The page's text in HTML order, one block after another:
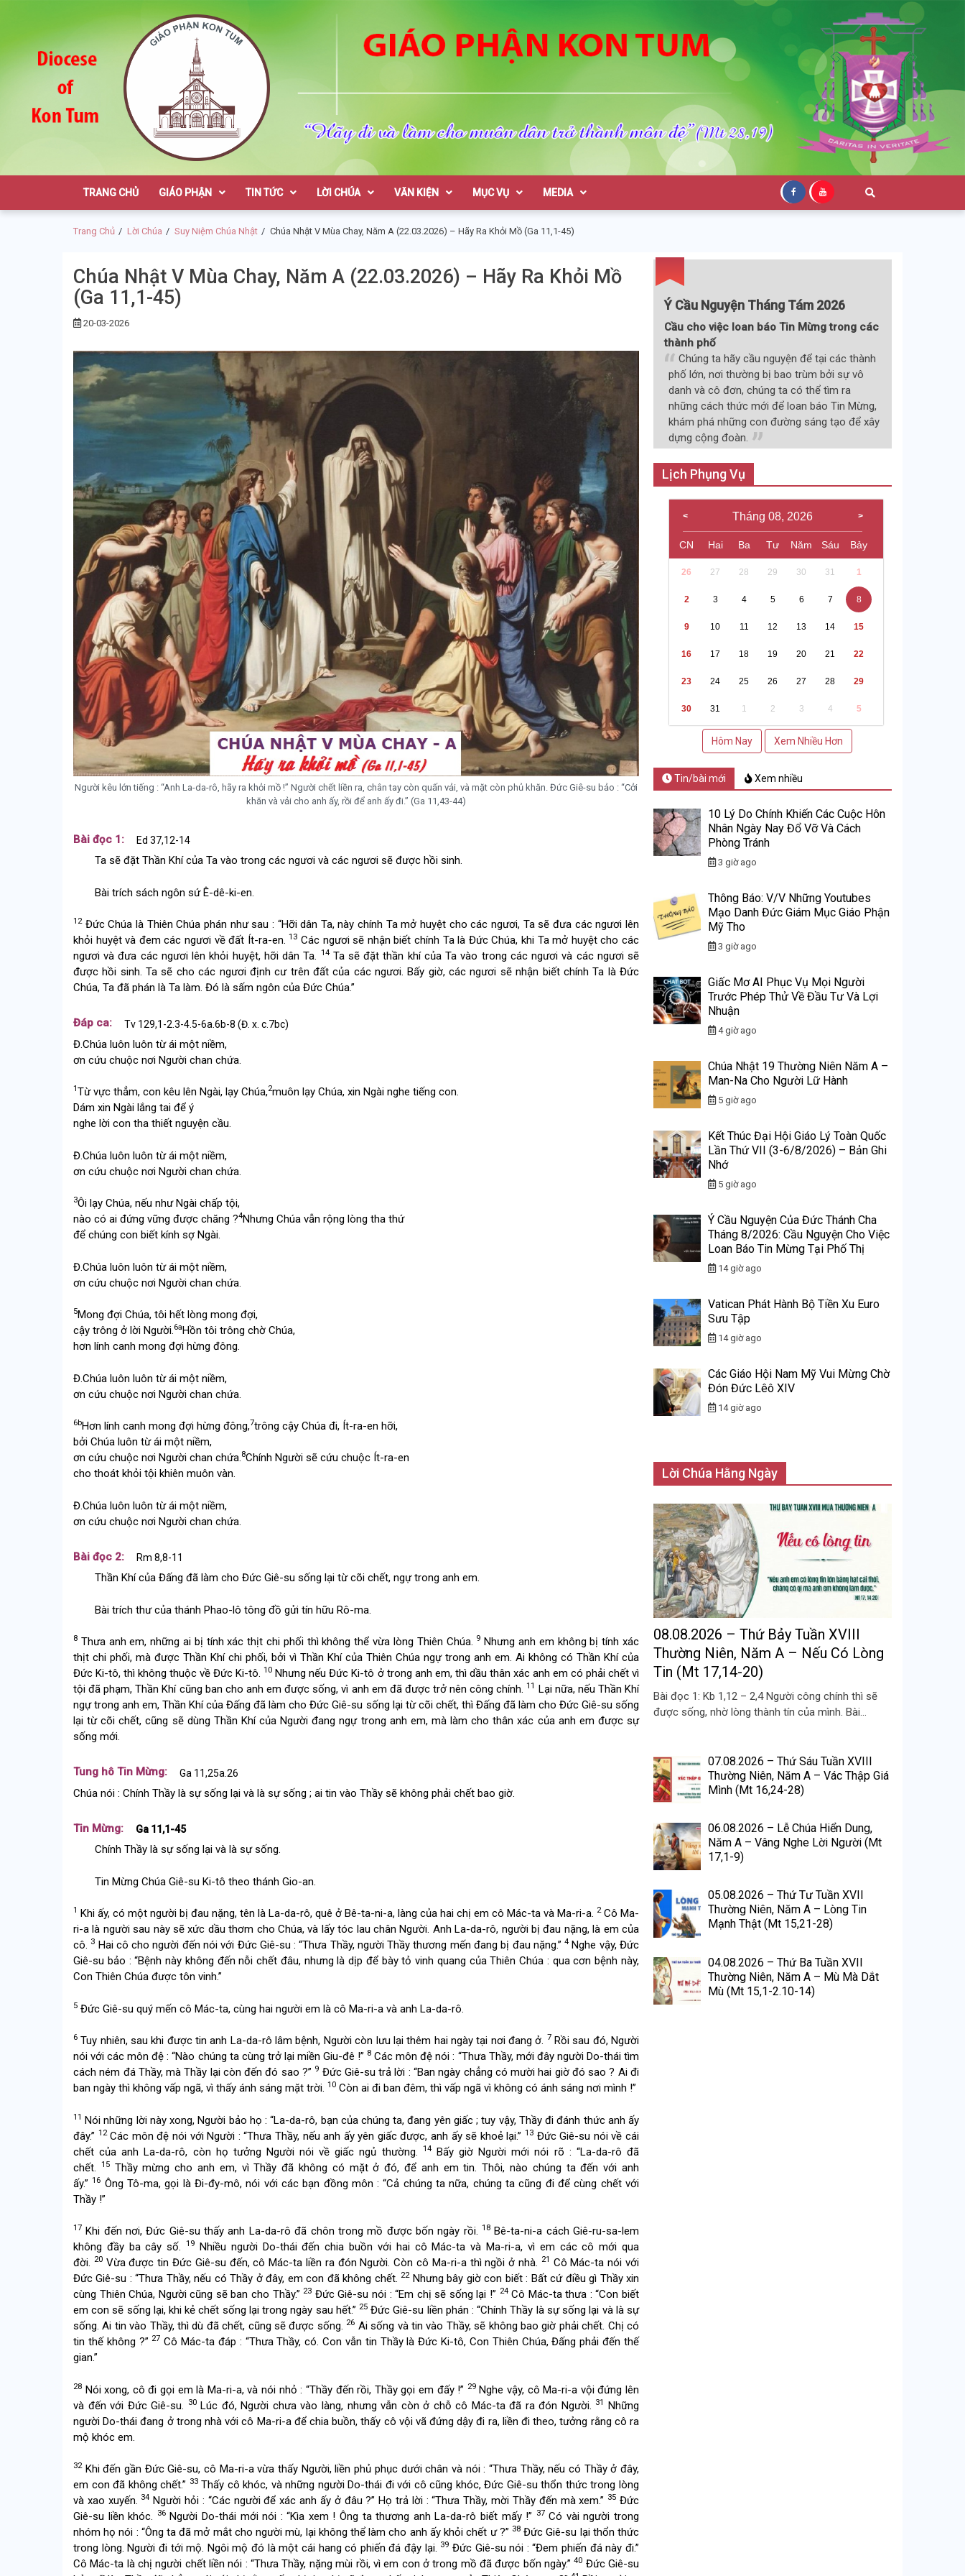
Giáo Phận Kon Tum
TRANG CHỦ GIÁO PHẬN TIN TỨC LỜI CHÚA VĂN KIỆN MỤC VỤ MEDIA
Trang Chủ Lời Chúa Suy Niệm Chúa Nhật Chúa Nhật V Mùa Chay, Năm A (22.03.2026) – Hãy Ra Khỏi Mồ (Ga 11,1-45)
Chúa Nhật V Mùa Chay, Năm A (22.03.2026) – Hãy Ra Khỏi Mồ
(Ga 11,1-45)
20-03-2026
Người kêu lớn tiếng : “Anh La-da-rô, hãy ra khỏi mồ !” Người chết liền ra, chân tay còn quấn vải, và mặt còn phủ khăn. Đức Giê-su bảo : “Cởi
khăn và vải cho anh ấy, rồi để anh ấy đi.” (Ga 11,43-44)
Bài đọc 1: Ed 37,12-14
Ta sẽ đặt Thần Khí của Ta vào trong các ngươi và các ngươi sẽ được hồi sinh.
Bài trích sách ngôn sứ Ê-dê-ki-en.
12Đức Chúa là Thiên Chúa phán như sau : “Hỡi dân Ta, này chính Ta mở huyệt cho các ngươi, Ta sẽ đưa các ngươi lên
khỏi huyệt và đem các ngươi về đất Ít-ra-en. 13 Các ngươi sẽ nhận biết chính Ta là Đức Chúa, khi Ta mở huyệt cho các
ngươi và đưa các ngươi lên khỏi huyệt, hỡi dân Ta. 14Ta sẽ đặt thần khí của Ta vào trong các ngươi và các ngươi sẽ
được hồi sinh. Ta sẽ cho các ngươi định cư trên đất của các ngươi. Bấy giờ, các ngươi sẽ nhận biết chính Ta là Đức
Chúa, Ta đã phán là Ta làm. Đó là sấm ngôn của Đức Chúa.”
Đáp ca: Tv 129,1-2.3-4.5-6a.6b-8 (Đ. x. c.7bc)
Đ.Chúa luôn luôn từ ái một niềm,
ơn cứu chuộc nơi Người chan chứa.
1Từ vực thẳm, con kêu lên Ngài, lạy Chúa,2muôn lạy Chúa, xin Ngài nghe tiếng con.
Dám xin Ngài lắng tai để ý
nghe lời con tha thiết nguyện cầu.
Đ.Chúa luôn luôn từ ái một niềm,
ơn cứu chuộc nơi Người chan chứa.
3Ôi lạy Chúa, nếu như Ngài chấp tội,
nào có ai đứng vững được chăng ?4Nhưng Chúa vẫn rộng lòng tha thứ
để chúng con biết kính sợ Ngài.
Đ.Chúa luôn luôn từ ái một niềm,
ơn cứu chuộc nơi Người chan chứa.
5Mong đợi Chúa, tôi hết lòng mong đợi,
cậy trông ở lời Người.6aHồn tôi trông chờ Chúa,
hơn lính canh mong đợi hừng đông.
Đ.Chúa luôn luôn từ ái một niềm,
ơn cứu chuộc nơi Người chan chứa.
6bHơn lính canh mong đợi hừng đông,7trông cậy Chúa đi, Ít-ra-en hỡi,
bởi Chúa luôn từ ái một niềm,
ơn cứu chuộc nơi Người chan chứa.8Chính Người sẽ cứu chuộc Ít-ra-en
cho thoát khỏi tội khiên muôn vàn.
Đ.Chúa luôn luôn từ ái một niềm,
ơn cứu chuộc nơi Người chan chứa.
Bài đọc 2: Rm 8,8-11
Thần Khí của Đấng đã làm cho Đức Giê-su sống lại từ cõi chết, ngự trong anh em.
Bài trích thư của thánh Phao-lô tông đồ gửi tín hữu Rô-ma.
8 Thưa anh em, những ai bị tính xác thịt chi phối thì không thể vừa lòng Thiên Chúa. 9 Nhưng anh em không bị tính xác
thịt chi phối, mà được Thần Khí chi phối, bởi vì Thần Khí của Thiên Chúa ngự trong anh em. Ai không có Thần Khí của
Đức Ki-tô, thì không thuộc về Đức Ki-tô. 10 Nhưng nếu Đức Ki-tô ở trong anh em, thì dầu thân xác anh em có phải chết vì
tội đã phạm, Thần Khí cũng ban cho anh em được sống, vì anh em đã được trở nên công chính. 11 Lại nữa, nếu Thần Khí
ngự trong anh em, Thần Khí của Đấng đã làm cho Đức Giê-su sống lại từ cõi chết, thì Đấng đã làm cho Đức Giê-su sống
lại từ cõi chết, cũng sẽ dùng Thần Khí của Người đang ngự trong anh em, mà làm cho thân xác của anh em được sự
sống mới.
Tung hô Tin Mừng: Ga 11,25a.26
Chúa nói : Chính Thầy là sự sống lại và là sự sống ; ai tin vào Thầy sẽ không phải chết bao giờ.
Tin Mừng: Ga 11,1-45
Chính Thầy là sự sống lại và là sự sống.
Tin Mừng Chúa Giê-su Ki-tô theo thánh Gio-an.
1 Khi ấy, có một người bị đau nặng, tên là La-da-rô, quê ở Bê-ta-ni-a, làng của hai chị em cô Mác-ta và Ma-ri-a. 2Cô Ma-
ri-a là người sau này sẽ xức dầu thơm cho Chúa, và lấy tóc lau chân Người. Anh La-da-rô, người bị đau nặng, là em của
cô. 3 Hai cô cho người đến nói với Đức Giê-su : “Thưa Thầy, người Thầy thương mến đang bị đau nặng.”4 Nghe vậy, Đức
Giê-su bảo : “Bệnh này không đến nỗi chết đâu, nhưng là dịp để bày tỏ vinh quang của Thiên Chúa : qua cơn bệnh này,
Con Thiên Chúa được tôn vinh.”
5 Đức Giê-su quý mến cô Mác-ta, cùng hai người em là cô Ma-ri-a và anh La-da-rô.
6 Tuy nhiên, sau khi được tin anh La-da-rô lâm bệnh, Người còn lưu lại thêm hai ngày tại nơi đang ở. 7Rồi sau đó, Người
nói với các môn đệ : “Nào chúng ta cùng trở lại miền Giu-đê !” 8 Các môn đệ nói : “Thưa Thầy, mới đây người Do-thái tìm
cách ném đá Thầy, mà Thầy lại còn đến đó sao ?” 9 Đức Giê-su trả lời : “Ban ngày chẳng có mười hai giờ đó sao ? Ai đi
ban ngày thì không vấp ngã, vì thấy ánh sáng mặt trời. 10 Còn ai đi ban đêm, thì vấp ngã vì không có ánh sáng nơi mình !”
11 Nói những lời này xong, Người bảo họ : “La-da-rô, bạn của chúng ta, đang yên giấc ; tuy vậy, Thầy đi đánh thức anh ấy
đây.” 12Các môn đệ nói với Người : “Thưa Thầy, nếu anh ấy yên giấc được, anh ấy sẽ khoẻ lại.” 13 Đức Giê-su nói về cái
chết của anh La-da-rô, còn họ tưởng Người nói về giấc ngủ thường.
14Bấy giờ Người mới nói rõ : “La-da-rô đã
chết.
15Thầy mừng cho anh em, vì Thầy đã không có mặt ở đó, để anh em tin. Thôi, nào chúng ta đến với anh
ấy.” 16 Ông Tô-ma, gọi là Đi-đy-mô, nói với các bạn đồng môn : “Cả chúng ta nữa, chúng ta cũng đi để cùng chết với
Thầy !”
17 Khi đến nơi, Đức Giê-su thấy anh La-da-rô đã chôn trong mồ được bốn ngày rồi. 18Bê-ta-ni-a cách Giê-ru-sa-lem
không đầy ba cây số.
19 Nhiều người Do-thái đến chia buồn với hai cô Mác-ta và Ma-ri-a, vì em các cô mới qua
đời. 20Vừa được tin Đức Giê-su đến, cô Mác-ta liền ra đón Người. Còn cô Ma-ri-a thì ngồi ở nhà. 21 Cô Mác-ta nói với
Đức Giê-su : “Thưa Thầy, nếu có Thầy ở đây, em con đã không chết. 22Nhưng bây giờ con biết : Bất cứ điều gì Thầy xin
cùng Thiên Chúa, Người cũng sẽ ban cho Thầy.” 23 Đức Giê-su nói : “Em chị sẽ sống lại !” 24Cô Mác-ta thưa : “Con biết
em con sẽ sống lại, khi kẻ chết sống lại trong ngày sau hết.” 25 Đức Giê-su liền phán : “Chính Thầy là sự sống lại và là sự
sống. Ai tin vào Thầy, thì dù đã chết, cũng sẽ được sống. 26 Ai sống và tin vào Thầy, sẽ không bao giờ phải chết. Chị có
tin thế không ?” 27 Cô Mác-ta đáp : “Thưa Thầy, có. Con vẫn tin Thầy là Đức Ki-tô, Con Thiên Chúa, Đấng phải đến thế
gian.”
28 Nói xong, cô đi gọi em là Ma-ri-a, và nói nhỏ : “Thầy đến rồi, Thầy gọi em đấy !” 29Nghe vậy, cô Ma-ri-a vội đứng lên
và đến với Đức Giê-su.
30Lúc đó, Người chưa vào làng, nhưng vẫn còn ở chỗ cô Mác-ta đã ra đón Người. 31
Những
người Do-thái đang ở trong nhà với cô Ma-ri-a để chia buồn, thấy cô vội vã đứng dậy đi ra, liền đi theo, tưởng rằng cô ra
mộ khóc em.
32Khi đến gần Đức Giê-su, cô Ma-ri-a vừa thấy Người, liền phủ phục dưới chân và nói : “Thưa Thầy, nếu có Thầy ở đây,
em con đã không chết.” 33Thấy cô khóc, và những người Do-thái đi với cô cũng khóc, Đức Giê-su thổn thức trong lòng
và xao xuyến. 34 Người hỏi : “Các người để xác anh ấy ở đâu ?” Họ trả lời : “Thưa Thầy, mời Thầy đến mà xem.” 35 Đức
Giê-su liền khóc.
36Người Do-thái mới nói : “Kìa xem ! Ông ta thương anh La-da-rô biết mấy !” 37Có vài người trong
nhóm họ nói : “Ông ta đã mở mắt cho người mù, lại không thể làm cho anh ấy khỏi chết ư ?” 38Đức Giê-su lại thổn thức
trong lòng. Người đi tới mộ. Ngôi mộ đó là một cái hang có phiến đá đậy lại. 39 Đức Giê-su nói : “Đem phiến đá này đi.”
Cô Mác-ta là chị người chết liền nói : “Thưa Thầy, nặng mùi rồi, vì em con ở trong mồ đã được bốn ngày.”40 Đức Giê-su
Ý Cầu Nguyện Tháng Tám 2026
Cầu cho việc loan báo Tin Mừng trong các
thành phố
Chúng ta hãy cầu nguyện để tại các thành
phố lớn, nơi thường bị bao trùm bởi sự vô
danh và cô đơn, chúng ta có thể tìm ra
những cách thức mới để loan báo Tin Mừng,
khám phá những con đường sáng tạo để xây
dựng cộng đoàn.
Lịch Phụng Vụ
Tháng 08, 2026
CN Hai Ba Tư Năm Sáu Bảy
26 27 28 29 30 31 1
2 3 4 5 6 7 8
9 10 11 12 13 14 15
16 17 18 19 20 21 22
23 24 25 26 27 28 29
30 31 1 2 3 4 5
Hôm Nay Xem Nhiều Hơn
Tin/bài mới Xem nhiều
10 Lý Do Chính Khiến Các Cuộc Hôn
Nhân Ngày Nay Đổ Vỡ Và Cách
Phòng Tránh
3 giờ ago
Thông Báo: V/v Những Youtubes
Mạo Danh Đức Giám Mục Giáo Phận
Mỹ Tho
3 giờ ago
Giấc Mơ AI Phục Vụ Mọi Người
Trước Phép Thử Về Đầu Tư Và Lợi
Nhuận
4 giờ ago
Chúa Nhật 19 Thường Niên Năm A –
Man-Na Cho Người Lữ Hành
5 giờ ago
Kết Thúc Đại Hội Giáo Lý Toàn Quốc
Lần Thứ VII (3-6/8/2026) – Bản Ghi
Nhớ
5 giờ ago
Ý Cầu Nguyện Của Đức Thánh Cha
Tháng 8/2026: Cầu Nguyện Cho Việc
Loan Báo Tin Mừng Tại Phố Thị
14 giờ ago
Vatican Phát Hành Bộ Tiền Xu Euro
Sưu Tập
14 giờ ago
Các Giáo Hội Nam Mỹ Vui Mừng Chờ
Đón Đức Lêô XIV
14 giờ ago
Lời Chúa Hằng Ngày
08.08.2026 – Thứ Bảy Tuần XVIII
Thường Niên, Năm A – Nếu Có Lòng
Tin (Mt 17,14-20)
Bài đọc 1: Kb 1,12 – 2,4 Người công chính thì sẽ
được sống, nhờ lòng thành tín của mình. Bài...
07.08.2026 – Thứ Sáu Tuần XVIII
Thường Niên, Năm A – Vác Thập Giá
Mình (Mt 16,24-28)
06.08.2026 – Lễ Chúa Hiển Dung,
Năm A – Vâng Nghe Lời Người (Mt
17,1-9)
05.08.2026 – Thứ Tư Tuần XVII
Thường Niên, Năm A – Lòng Tin
Mạnh Thật (Mt 15,21-28)
04.08.2026 – Thứ Ba Tuần XVII
Thường Niên, Năm A – Mù Mà Dắt
Mù (Mt 15,1-2.10-14)